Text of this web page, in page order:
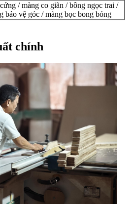
/ màng co giãn / bông ngọc trai /
bảo vệ góc / màng bọc bong bóng
chính